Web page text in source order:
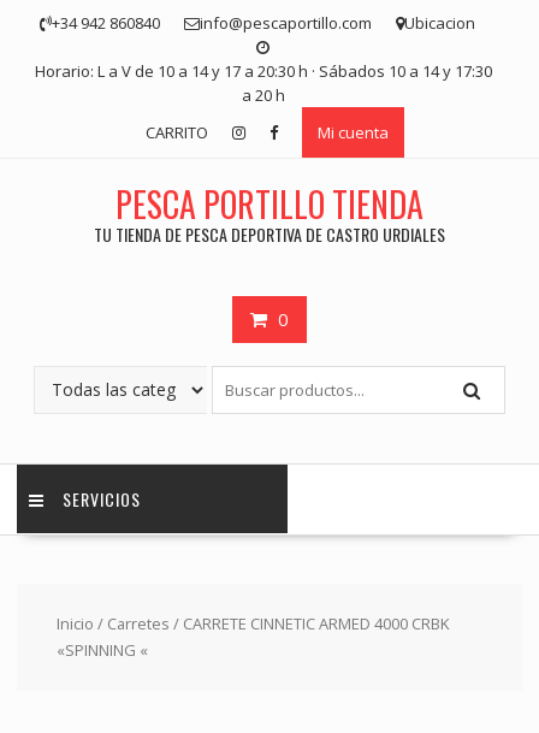
contenido
+34 942 860840 info@pescaportillo.com Ubicacion
Horario: L a V de 10 a 14 y 17 a 20:30 h · Sábados 10 a 14 y 17:30
a 20 h
CARRITO
Mi cuenta
PESCA PORTILLO TIENDA
TU TIENDA DE PESCA DEPORTIVA DE CASTRO URDIALES
0
SERVICIOS
Inicio / Carretes / CARRETE CINNETIC ARMED 4000 CRBK
«SPINNING «